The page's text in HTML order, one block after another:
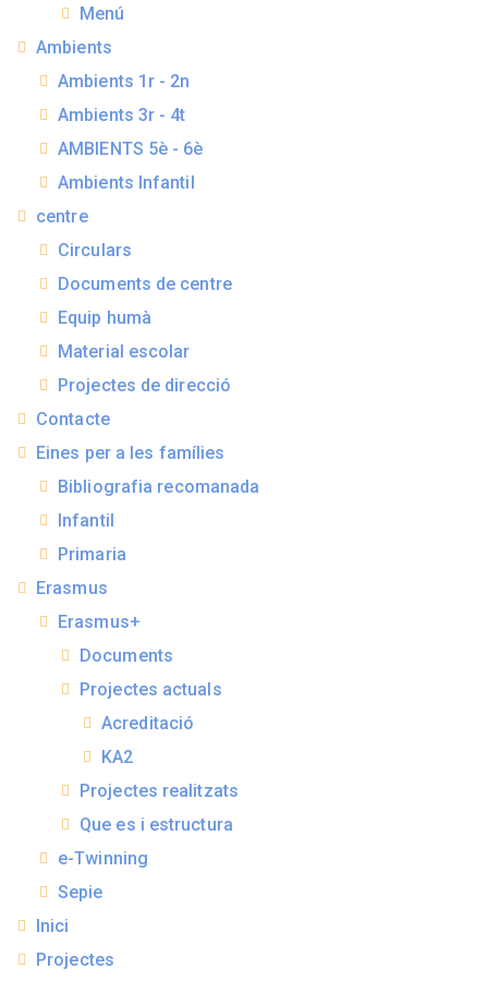
Menú
Ambients
Ambients 1r - 2n
Ambients 3r - 4t
AMBIENTS 5è - 6è
Ambients Infantil
centre
Circulars
Documents de centre
Equip humà
Material escolar
Projectes de direcció
Contacte
Eines per a les famílies
Bibliografia recomanada
Infantil
Primaria
Erasmus
Erasmus+
Documents
Projectes actuals
Acreditació
KA2
Projectes realitzats
Que es i estructura
e-Twinning
Sepie
Inici
Projectes